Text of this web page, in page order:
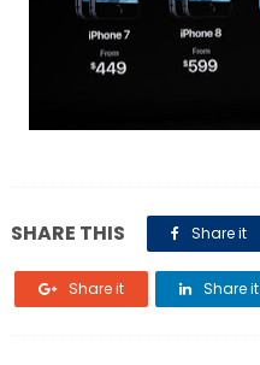
SHARE THIS Share it
Share it Share it